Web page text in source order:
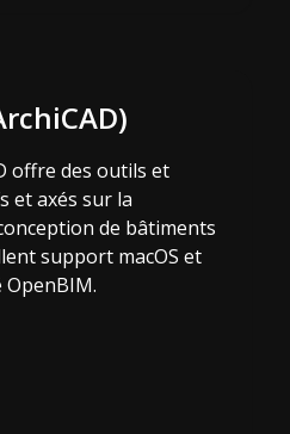
offre des outils et
et axés sur la
de bâtiments
support macOS et